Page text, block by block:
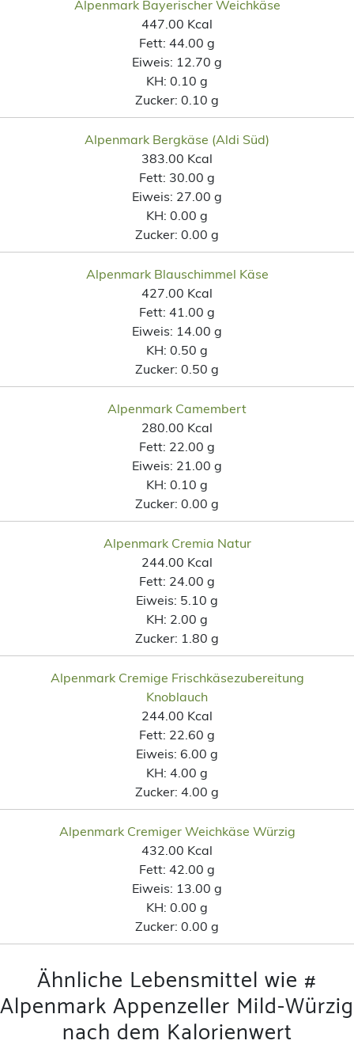
Alpenmark Bayerischer Weichkäse
447.00 Kcal
Fett: 44.00 g
Eiweis: 12.70 g
KH: 0.10 g
Zucker: 0.10 g
Alpenmark Bergkäse (Aldi Süd)
383.00 Kcal
Fett: 30.00 g
Eiweis: 27.00 g
KH: 0.00 g
Zucker: 0.00 g
Alpenmark Blauschimmel Käse
427.00 Kcal
Fett: 41.00 g
Eiweis: 14.00 g
KH: 0.50 g
Zucker: 0.50 g
Alpenmark Camembert
280.00 Kcal
Fett: 22.00 g
Eiweis: 21.00 g
KH: 0.10 g
Zucker: 0.00 g
Alpenmark Cremia Natur
244.00 Kcal
Fett: 24.00 g
Eiweis: 5.10 g
KH: 2.00 g
Zucker: 1.80 g
Alpenmark Cremige Frischkäsezubereitung
Knoblauch
244.00 Kcal
Fett: 22.60 g
Eiweis: 6.00 g
KH: 4.00 g
Zucker: 4.00 g
Alpenmark Cremiger Weichkäse Würzig
432.00 Kcal
Fett: 42.00 g
Eiweis: 13.00 g
KH: 0.00 g
Zucker: 0.00 g
Ähnliche Lebensmittel wie #
Alpenmark Appenzeller Mild-Würzig
nach dem Kalorienwert